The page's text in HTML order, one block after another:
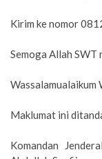
Kirim ke nomor
Semoga Allah
Maklumat ini
Komandan